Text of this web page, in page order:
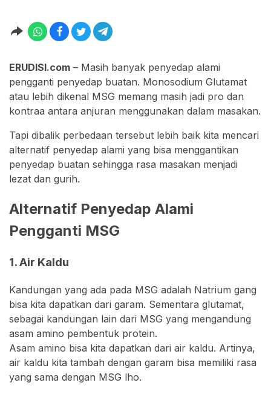
ERUDISI.com – Masih banyak penyedap alami
pengganti penyedap buatan. Monosodium Glutamat
atau lebih dikenal MSG memang masih jadi pro dan
kontraa antara anjuran menggunakan dalam masakan.
Tapi dibalik perbedaan tersebut lebih baik kita mencari
alternatif penyedap alami yang bisa menggantikan
penyedap buatan sehingga rasa masakan menjadi
lezat dan gurih.
Alternatif Penyedap Alami
Pengganti MSG
1. Air Kaldu
Kandungan yang ada pada MSG adalah Natrium gang
bisa kita dapatkan dari garam. Sementara glutamat,
sebagai kandungan lain dari MSG yang mengandung
asam amino pembentuk protein.
Asam amino bisa kita dapatkan dari air kaldu. Artinya,
air kaldu kita tambah dengan garam bisa memiliki rasa
yang sama dengan MSG lho.